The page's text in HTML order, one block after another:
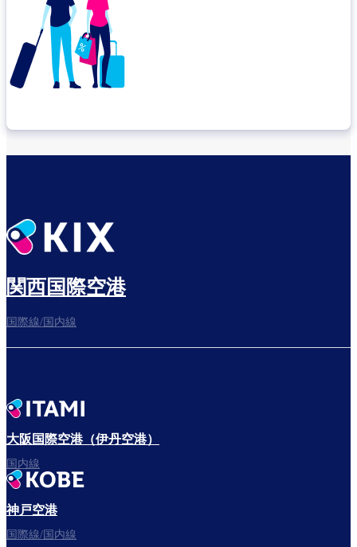
さぁ、出発！
フライトをお楽しみください。
関西国際空港
国際線/国内線
大阪国際空港（伊丹空港）
国内線
神戸空港
国際線/国内線